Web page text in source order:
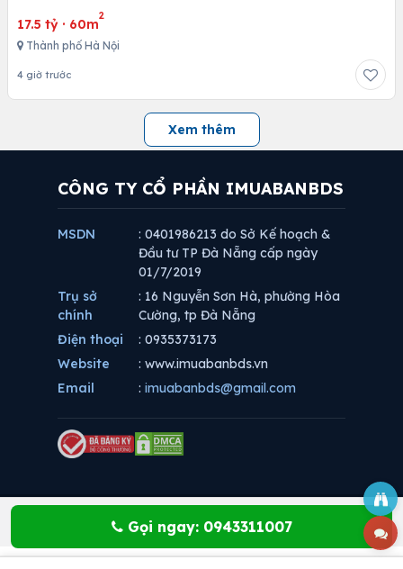
17.5 tỷ · 60m
2
Thành phố Hà Nội
4 giờ trước
Xem thêm
Gọi ngay: 0943311007
CÔNG TY CỔ PHẦN IMUABANBDS
MSDN
: 0401986213 do Sở Kế hoạch &
Đầu tư TP Đà Nẵng cấp ngày
01/7/2019
Trụ sở
chính
: 16 Nguyễn Sơn Hà, phường Hòa
Cường, tp Đà Nẵng
Điện thoại
: 0935373173
Website
: www.imuabanbds.vn
Email
: imuabanbds@gmail.com